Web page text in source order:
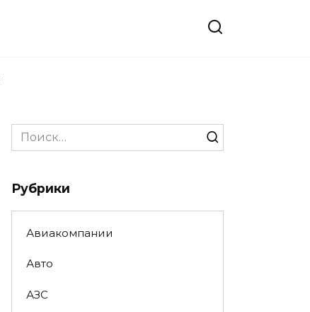
Search
for:
Рубрики
Авиакомпании
Авто
АЗС